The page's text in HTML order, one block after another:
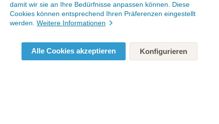
damit wir sie an Ihre Bedürfnisse anpassen können. Diese
Cookies können entsprechend Ihren Präferenzen eingestellt
werden. Weitere Informationen
Alle Cookies akzeptieren Konfigurieren